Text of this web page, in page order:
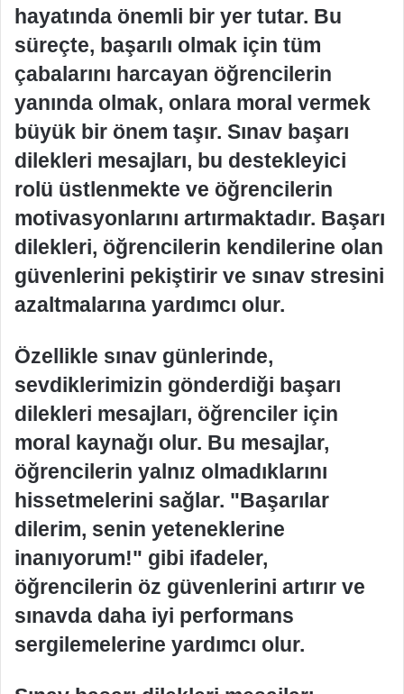
hayatında önemli bir yer tutar. Bu
süreçte, başarılı olmak için tüm
çabalarını harcayan öğrencilerin
yanında olmak, onlara moral vermek
büyük bir önem taşır. Sınav başarı
dilekleri mesajları, bu destekleyici
rolü üstlenmekte ve öğrencilerin
motivasyonlarını artırmaktadır. Başarı
dilekleri, öğrencilerin kendilerine olan
güvenlerini pekiştirir ve sınav stresini
azaltmalarına yardımcı olur.
Özellikle sınav günlerinde,
sevdiklerimizin gönderdiği başarı
dilekleri mesajları, öğrenciler için
moral kaynağı olur. Bu mesajlar,
öğrencilerin yalnız olmadıklarını
hissetmelerini sağlar. "Başarılar
dilerim, senin yeteneklerine
inanıyorum!" gibi ifadeler,
öğrencilerin öz güvenlerini artırır ve
sınavda daha iyi performans
sergilemelerine yardımcı olur.